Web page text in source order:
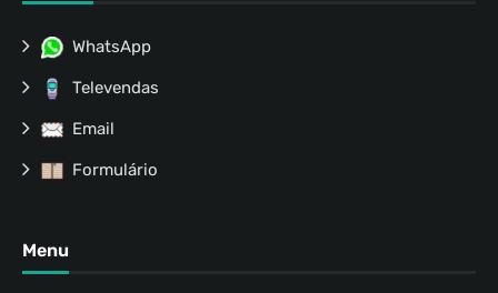
WhatsApp
Televendas
Email
Formulário
Menu